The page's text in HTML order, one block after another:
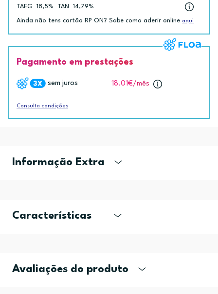
TAEG 18,5% TAN 14,79%
Ainda não tens cartão RP ON? Sabe como aderir online aqui
Pagamento em prestações
sem juros 18.01€/mês
Consulta condições
Informação Extra
Características
Avaliações do produto